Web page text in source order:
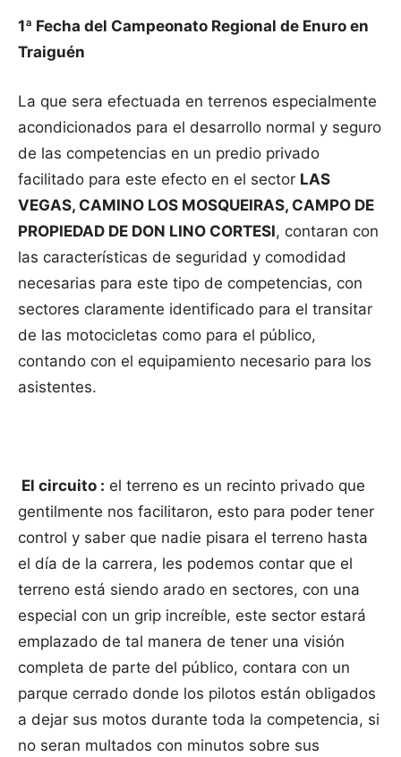
1ª Fecha del Campeonato Regional de Enuro en
Traiguén
La que sera efectuada en terrenos especialmente
acondicionados para el desarrollo normal y seguro
de las competencias en un predio privado
facilitado para este efecto en el sector LAS
VEGAS, CAMINO LOS MOSQUEIRAS, CAMPO DE
PROPIEDAD DE DON LINO CORTESI, contaran con
las características de seguridad y comodidad
necesarias para este tipo de competencias, con
sectores claramente identificado para el transitar
de las motocicletas como para el público,
contando con el equipamiento necesario para los
asistentes.
El circuito : el terreno es un recinto privado que
gentilmente nos facilitaron, esto para poder tener
control y saber que nadie pisara el terreno hasta
el día de la carrera, les podemos contar que el
terreno está siendo arado en sectores, con una
especial con un grip increíble, este sector estará
emplazado de tal manera de tener una visión
completa de parte del público, contara con un
parque cerrado donde los pilotos están obligados
a dejar sus motos durante toda la competencia, si
no seran multados con minutos sobre sus